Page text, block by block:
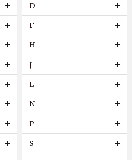
D
F
H
J
L
N
P
S